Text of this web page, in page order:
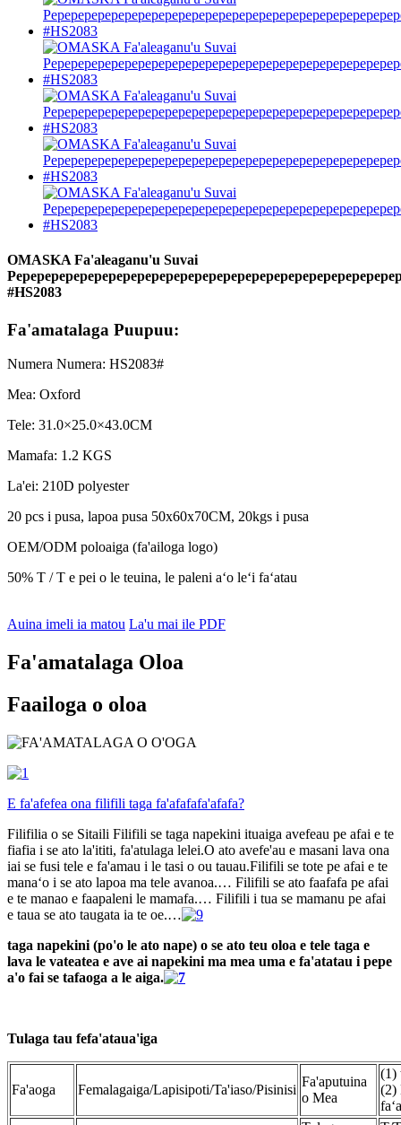
OMASKA Fa'aleaganu'u Suvai
#HS2083
Fa'amatalaga Puupuu:
Numera Numera: HS2083#
Mea: Oxford
Tele: 31.0×25.0×43.0CM
Mamafa: 1.2 KGS
La'ei: 210D polyester
20 pcs i pusa, lapoa pusa 50x60x70CM, 20kgs i pusa
OEM/ODM poloaiga (fa'ailoga logo)
50% T / T e pei o le teuina, le paleni aʻo leʻi faʻatau
Auina imeli ia matou La'u mai ile PDF
Fa'amatalaga Oloa
Faailoga o oloa
E fa'afefea ona filifili taga fa'afafafa'afafa?
Filifilia o se Sitaili Filifili se taga napekini ituaiga avefeau pe afai e te
fiafia i se ato la'ititi, fa'atulaga lelei.O ato avefe'au e masani lava ona
iai se fusi tele e fa'amau i le tasi o ou tauau.Filifili se tote pe afai e te
manaʻo i se ato lapoa ma tele avanoa.… Filifili se ato faafafa pe afai
e te manao e faapaleni le mamafa.… Filifili i tua se mamanu pe afai
e taua se ato taugata ia te oe.…
taga napekini (po'o le ato nape) o se ato teu oloa e tele taga e
lava le vateatea e ave ai napekini ma mea uma e fa'atatau i pepe
a'o fai se tafaoga a le aiga.
Tulaga tau fefa'ataua'iga
Fa'aoga Femalagaiga/Lapisipoti/Ta'iaso/Pisinisi
Fa'aputuina
o Mea
(1)
(2)